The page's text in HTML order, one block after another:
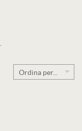
Ordina per...